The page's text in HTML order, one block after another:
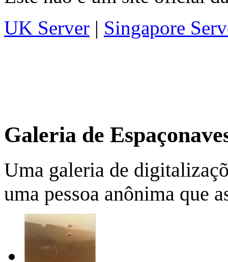
UK Server | Singapore
Galeria de
Uma galeria de
uma pessoa anônima que